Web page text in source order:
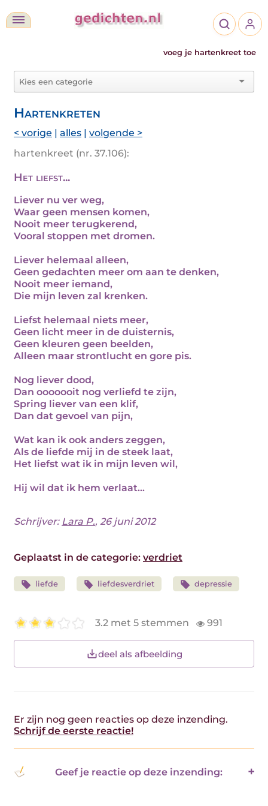
voeg je hartenkreet toe
Hartenkreten
< vorige | alles | volgende >
hartenkreet (nr. 37.106):
Het liefst...
Liever nu ver weg,
Waar geen mensen komen,
Nooit meer terugkerend,
Vooral stoppen met dromen.
Liever helemaal alleen,
Geen gedachten meer om aan te denken,
Nooit meer iemand,
Die mijn leven zal krenken.
Liefst helemaal niets meer,
Geen licht meer in de duisternis,
Geen kleuren geen beelden,
Alleen maar strontlucht en gore pis.
Nog liever dood,
Dan ooooooit nog verliefd te zijn,
Spring liever van een klif,
Dan dat gevoel van pijn,
Wat kan ik ook anders zeggen,
Als de liefde mij in de steek laat,
Het liefst wat ik in mijn leven wil,
Hij wil dat ik hem verlaat...
Schrijver: Lara P., 26 juni 2012
Geplaatst in de categorie: verdriet
liefde liefdesverdriet depressie
3.2 met 5 stemmen 991
deel als afbeelding
Er zijn nog geen reacties op deze inzending.
Schrijf de eerste reactie!
Geef je reactie op deze inzending: